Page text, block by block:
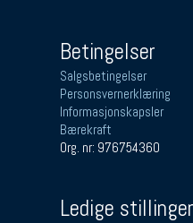
Betingelser
Salgsbetingelser
Personsvernerklæring
Informasjonskapsler
Bærekraft
Org. nr: 976754360
Ledige stillinger